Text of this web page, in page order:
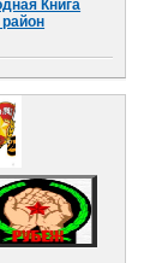
Книга